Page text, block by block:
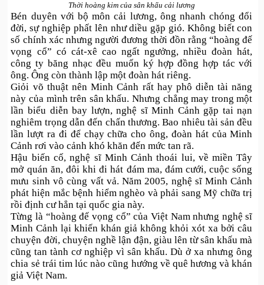
Thời hoàng kim của sân khấu cải lương
Bén duyên với bộ môn cải lương, ông nhanh chóng đổi
đời, sự nghiệp phất lên như diều gặp gió. Không biết con
số chính xác nhưng người đương thời đồn rằng “hoàng đế
vọng cổ” có cát-xê cao ngất ngưởng, nhiều đoàn hát,
công ty băng nhạc đều muốn ký hợp đồng hợp tác với
ông. Ông còn thành lập một đoàn hát riêng.
Giỏi võ thuật nên Minh Cảnh rất hay phô diễn tài năng
này của mình trên sân khấu. Nhưng chẳng may trong một
lần biểu diễn bay lượn, nghệ sĩ Minh Cảnh gặp tai nạn
nghiêm trọng dẫn đến chấn thương. Bao nhiêu tài sản đều
lần lượt ra đi để chạy chữa cho ông, đoàn hát của Minh
Cảnh rơi vào cảnh khó khăn đến mức tan rã.
Hậu biến cố, nghệ sĩ Minh Cảnh thoái lui, về miền Tây
mở quán ăn, đôi khi đi hát đám ma, đám cưới, cuộc sống
mưu sinh vô cùng vất vả. Năm 2005, nghệ sĩ Minh Cảnh
phát hiện mắc bệnh hiểm nghèo và phải sang Mỹ chữa trị
rồi định cư hẳn tại quốc gia này.
Từng là “hoàng đế vọng cổ” của Việt Nam nhưng nghệ sĩ
Minh Cảnh lại khiến khán giả không khỏi xót xa bởi câu
chuyện đời, chuyện nghề lận đận, giàu lên từ sân khấu mà
cũng tan tành cơ nghiệp vì sân khấu. Dù ở xa nhưng ông
chia sẻ trái tim lúc nào cũng hướng về quê hương và khán
giả Việt Nam.